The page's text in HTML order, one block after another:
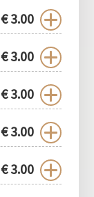
€3.00
€3.00
€3.00
€3.00
€3.00